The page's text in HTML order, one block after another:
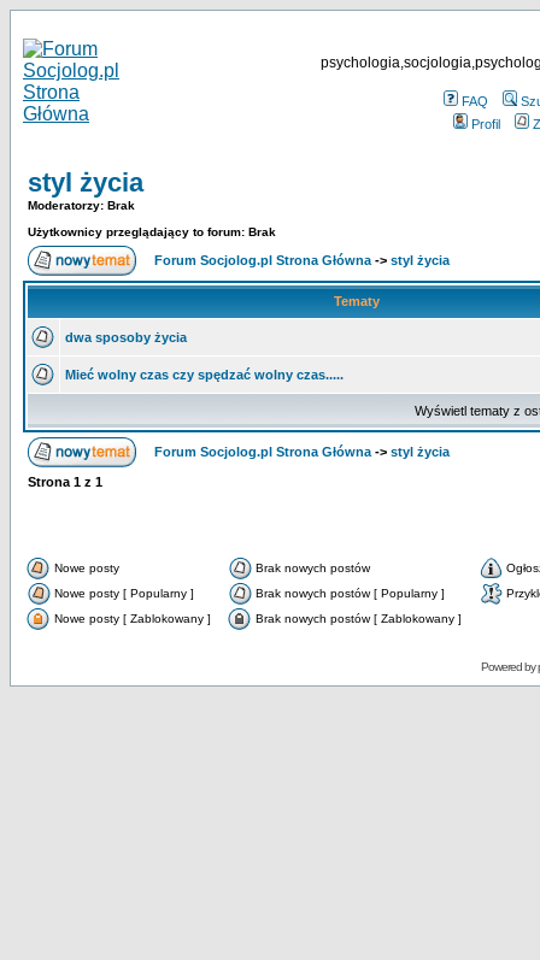
FAQ
Profil
styl życia
Moderatorzy: Brak
Użytkownicy przeglądający to forum: Brak
Forum Socjolog.pl Strona Główna -> styl życia
Tematy
dwa sposoby życia
Mieć wolny czas czy spędzać wolny czas.....
Wyświetl tematy z
Forum Socjolog.pl Strona Główna -> styl życia
Strona 1 z 1
Nowe posty Brak nowych postów
Nowe posty [ Popularny ]
Brak nowych postów [ Popularny ]
Nowe posty [ Zablokowany ]
Brak nowych postów [ Zablokowany ]
Powered by